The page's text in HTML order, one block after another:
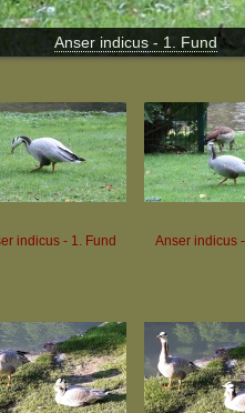
Anser indicus - 1. Fund
indicus - 1. Fund Anser indicus